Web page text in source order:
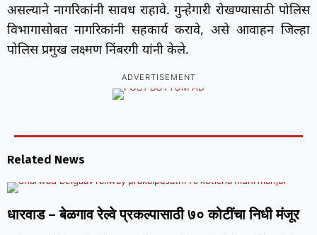
असल्याने नागरिकांनी सावध राहावे. गुन्हेगारी रोखण्यासाठी पोलिस
विभागासोबत नागरिकांनी सहकार्य करावे, असे आवाहन जिल्हा
पोलिस प्रमुख लक्ष्मण निंबरगी यांनी केले.
ADVERTISEMENT
Related News
धारवाड – बेळगाव रेल्वे प्रकल्पासाठी ७० कोटींचा निधी मंजूर